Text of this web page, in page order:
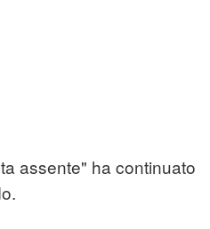
assente" ha continuato